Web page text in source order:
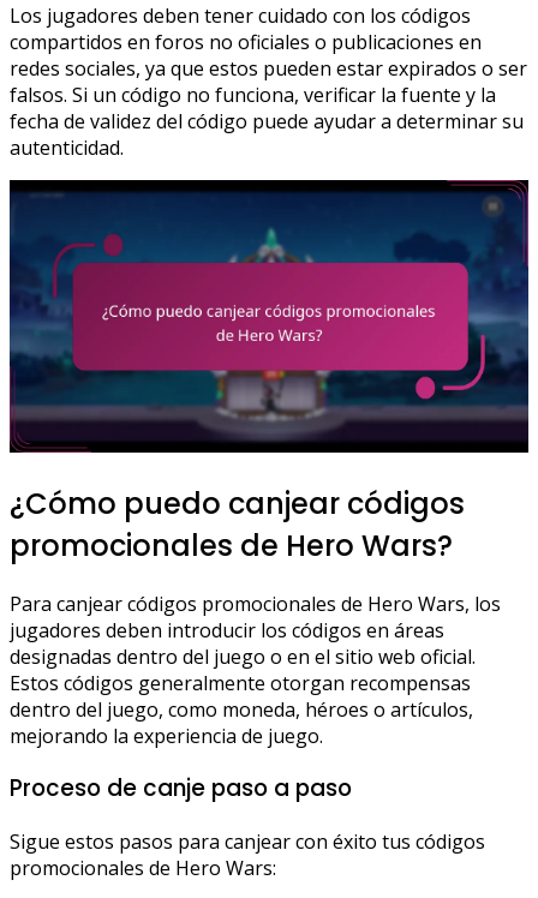
Los jugadores deben tener cuidado con los códigos
compartidos en foros no oficiales o publicaciones en
redes sociales, ya que estos pueden estar expirados o ser
falsos. Si un código no funciona, verificar la fuente y la
fecha de validez del código puede ayudar a determinar su
autenticidad.
¿Cómo puedo canjear códigos
promocionales de Hero Wars?
Para canjear códigos promocionales de Hero Wars, los
jugadores deben introducir los códigos en áreas
designadas dentro del juego o en el sitio web oficial.
Estos códigos generalmente otorgan recompensas
dentro del juego, como moneda, héroes o artículos,
mejorando la experiencia de juego.
Proceso de canje paso a paso
Sigue estos pasos para canjear con éxito tus códigos
promocionales de Hero Wars: